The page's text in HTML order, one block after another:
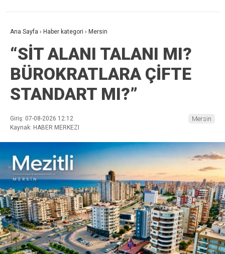
Ana Sayfa › Haber kategori › Mersin
“SİT ALANI TALANI MI?
BÜROKRATLARA ÇİFTE
STANDART MI?”
Giriş: 07-08-2026 12:12
Kaynak: HABER MERKEZI
Mersin